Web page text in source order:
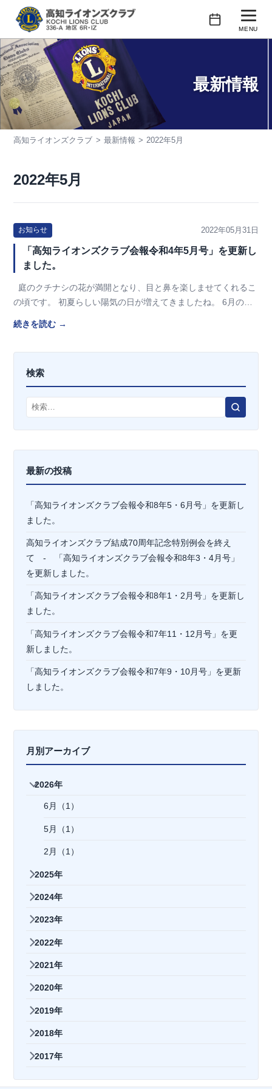
テ
ン
ツ
へ
ス
MENU
行事予定
クラブの紹介
会長あいさつ
活動紹介
会員紹介
最新情報
高知ライオンズクラブ 最新情報 2022年5月
2022年5月
お知らせ 2022年05月31日
「高知ライオンズクラブ会報令和4年5月号」を更新し
ました。
庭のクチナシの花が満開となり、目と鼻を楽しませてくれるこ
の頃です。 初夏らしい陽気の日が増えてきましたね。 6月の異
続きを読む →
検索
検
最新の投稿
「高知ライオンズクラブ会報令和8年5・6月号」を更新し
ました。
高知ライオンズクラブ結成70周年記念特別例会を終え
て - 「高知ライオンズクラブ会報令和8年3・4月号」
を更新しました。
「高知ライオンズクラブ会報令和8年1・2月号」を更新し
ました。
「高知ライオンズクラブ会報令和7年11・12月号」を更
新しました。
「高知ライオンズクラブ会報令和7年9・10月号」を更新
しました。
月別アーカイブ
2026年
6月（1）
5月（1）
2月（1）
2025年
2024年
2023年
2022年
2021年
2020年
2019年
2018年
2017年